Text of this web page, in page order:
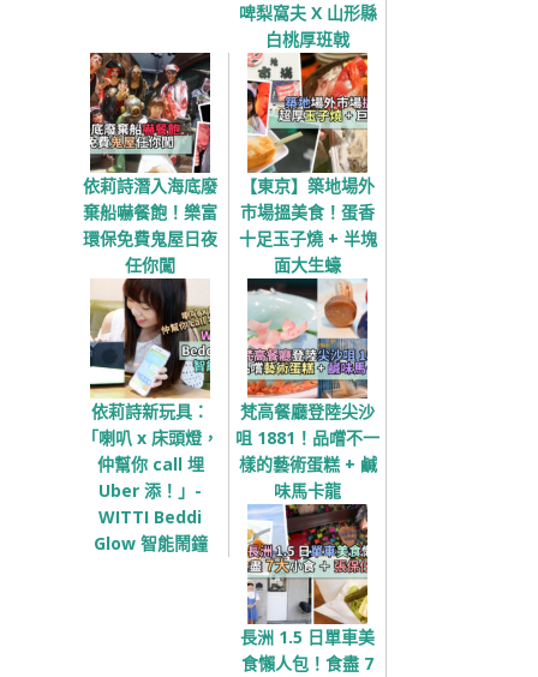
啤梨窩夫 X 山形縣
白桃厚班戟
依莉詩潛入海底廢
棄船嚇餐飽！樂富
環保免費鬼屋日夜
任你闖
【東京】築地場外
市場搵美食！蛋香
十足玉子燒 + 半塊
面大生蠔
依莉詩新玩具：
「喇叭 x 床頭燈，
仲幫你 call 埋
Uber 添！」-
WITTI Beddi
Glow 智能鬧鐘
梵高餐廳登陸尖沙
咀 1881！品嚐不一
樣的藝術蛋糕 + 鹹
味馬卡龍
長洲 1.5 日單車美
食懶人包！食盡 7